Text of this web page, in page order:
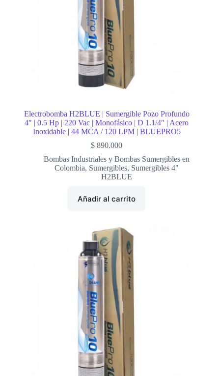
Electrobomba H2BLUE | Sumergible Pozo Profundo
4″ | 0.5 Hp | 220 Vac | Monofásico | D 1.1/4″ | Acero
Inoxidable | 44 MCA / 120 LPM | BLUEPRO5
$ 890.000
Bombas Industriales y Bombas Sumergibles en
Colombia, Sumergibles, Sumergibles 4"
H2BLUE
Añadir al carrito